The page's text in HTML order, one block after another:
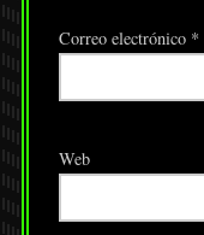
Correo electrónico *
Web